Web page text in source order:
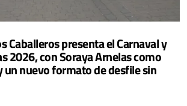
Caballeros presenta el Carnaval y
2026, con Soraya Arnelas como
un nuevo formato de desfile sin